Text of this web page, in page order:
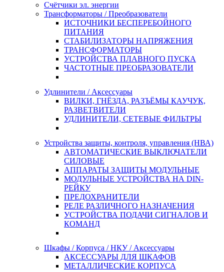
Счётчики эл. энергии
Трансформаторы / Преобразователи
ИСТОЧНИКИ БЕСПЕРЕБОЙНОГО
ПИТАНИЯ
СТАБИЛИЗАТОРЫ НАПРЯЖЕНИЯ
ТРАНСФОРМАТОРЫ
УСТРОЙСТВА ПЛАВНОГО ПУСКА
ЧАСТОТНЫЕ ПРЕОБРАЗОВАТЕЛИ
Удлинители / Аксессуары
ВИЛКИ, ГНЁЗДА, РАЗЪЁМЫ КАУЧУК,
РАЗВЕТВИТЕЛИ
УДЛИНИТЕЛИ, СЕТЕВЫЕ ФИЛЬТРЫ
Устройства защиты, контроля, управления (НВА)
АВТОМАТИЧЕСКИЕ ВЫКЛЮЧАТЕЛИ
СИЛОВЫЕ
АППАРАТЫ ЗАЩИТЫ МОДУЛЬНЫЕ
МОДУЛЬНЫЕ УСТРОЙСТВА НА DIN-
РЕЙКУ
ПРЕДОХРАНИТЕЛИ
РЕЛЕ РАЗЛИЧНОГО НАЗНАЧЕНИЯ
УСТРОЙСТВА ПОДАЧИ СИГНАЛОВ И
КОМАНД
Шкафы / Корпуса / НКУ / Аксессуары
АКСЕССУАРЫ ДЛЯ ШКАФОВ
МЕТАЛЛИЧЕСКИЕ КОРПУСА